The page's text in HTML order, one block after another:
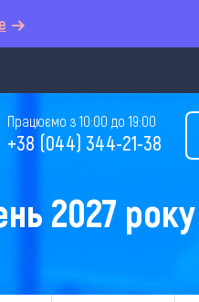
Працюємо з 10:00 до 19:00
+38 (044) 344-21-38
2027 року